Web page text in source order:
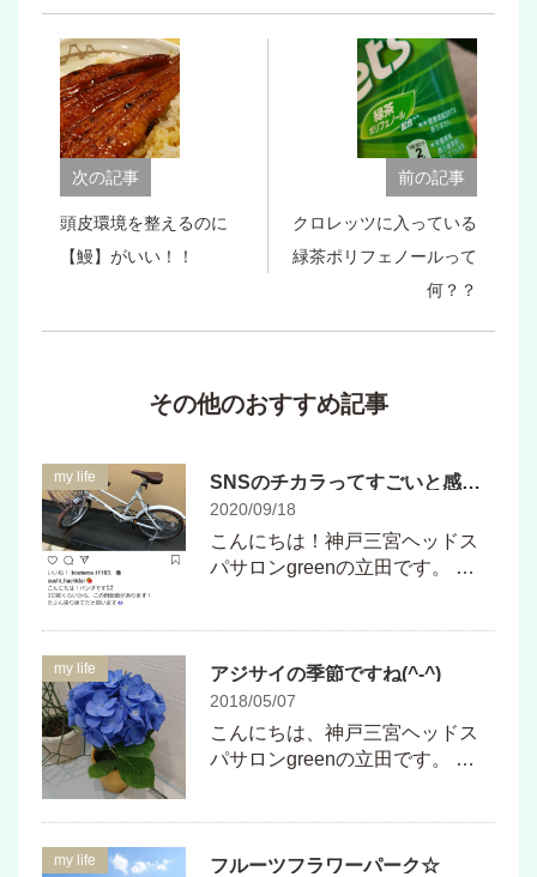
次の記事
頭皮環境を整えるのに
【鰻】がいい！！
前の記事
クロレッツに入っている
緑茶ポリフェノールって
何？？
その他のおすすめ記事
my life SNSのチカラってすごいと感じました！！
2020/09/18
こんにちは！神戸三宮ヘッドス
パサロンgreenの立田です。 …
my life アジサイの季節ですね(^-^)
2018/05/07
‎こんにちは、神戸三宮ヘッドス
パサロンgreenの立田です。 …
my life フルーツフラワーパーク☆